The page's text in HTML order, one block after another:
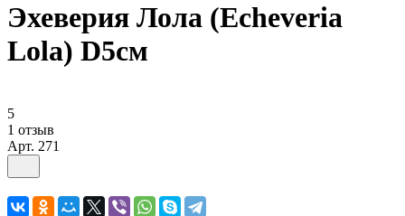
Эхеверия Лола (Echeveria
Lola) D5см
5
1 отзыв
Арт. 271